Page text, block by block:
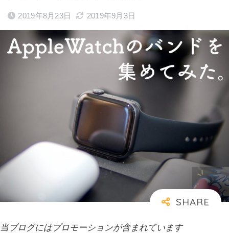
2019年8月23日 2019年9月3日
当ブログにはプロモーションが含まれています